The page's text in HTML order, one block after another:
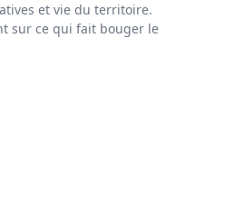
et vie du territoire.
sur ce qui fait bouger le